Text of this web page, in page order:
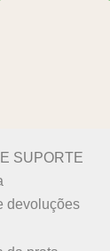
SUPORTE
devoluções